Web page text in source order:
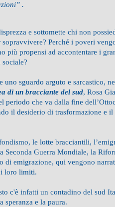
.
e sottomette chi non
sopravvivere? Perché i poveri
più propensi ad accontentare i
uno sguardo arguto e sarcastico,
di un bracciante del sud, Rosa
periodo che va dalla fine
il desiderio di trasformazione e
le lotte bracciantili,
Seconda Guerra Mondiale, la
di emigrazione, qui vengono
loro limiti.
c'è infatti un contadino del sud
speranza e la paura.